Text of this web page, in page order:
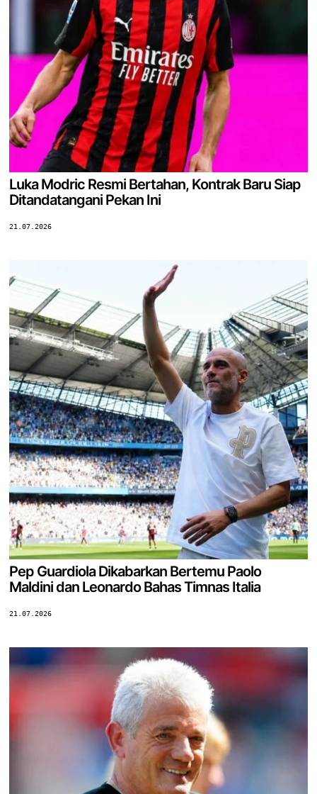
Luka Modric Resmi Bertahan, Kontrak Baru Siap
Ditandatangani Pekan Ini
21.07.2026
Pep Guardiola Dikabarkan Bertemu Paolo
Maldini dan Leonardo Bahas Timnas Italia
21.07.2026